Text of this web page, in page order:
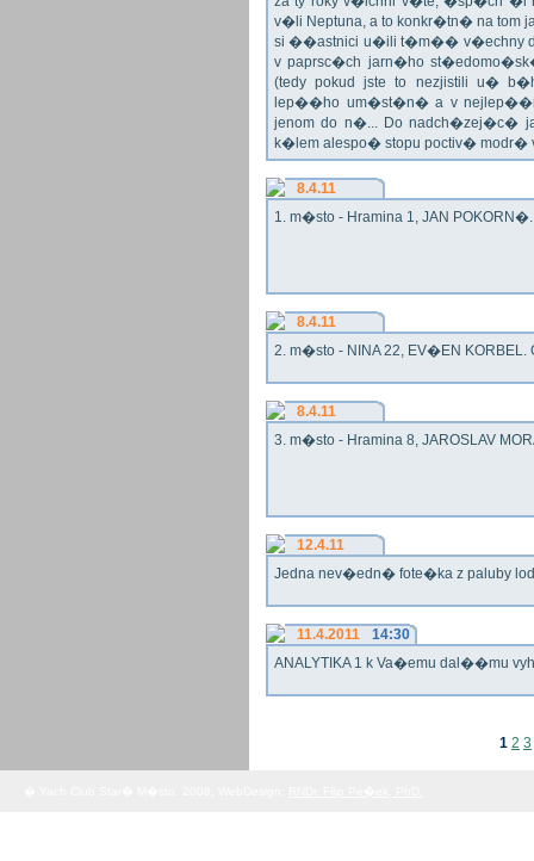
v�li Neptuna, a to konkr�tn� na tom
si ��astnici u�ili t�m�� v�echny
v paprsc�ch jarn�ho
(tedy pokud jste to nezjistili u�
lep��ho um�st�n� a v
jenom do n�... Do nadch�zej�c�
k�lem alespo� stopu poctiv�
8.4.11
1. m�sto - Hramina 1, JAN
8.4.11
2. m�sto - NINA 22, EV�EN KORBEL.
8.4.11
3. m�sto - Hramina 8, JAROSLAV
12.4.11
Jedna nev�edn� fote�ka z paluby
11.4.2011
14:30
ANALYTIKA 1 k Va�emu dal��mu
1 2 3